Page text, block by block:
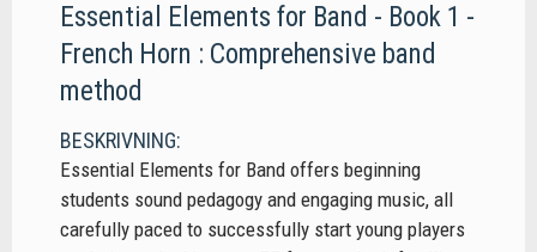
Essential Elements for Band - Book 1 -
French Horn : Comprehensive band
method
BESKRIVNING:
Essential Elements for Band offers beginning
students sound pedagogy and engaging music, all
carefully paced to successfully start young players